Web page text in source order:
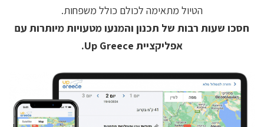
הטיול מתאימה לכולם כולל משפחות.
חסכו שעות רבות של תכנון והמנעו מטעויות מיותרות עם
אפליקציית Up Greece.